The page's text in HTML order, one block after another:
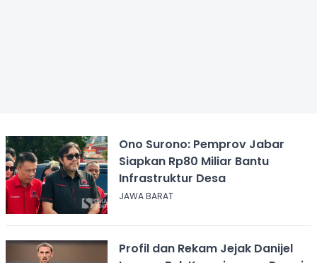
Ono Surono: Pemprov Jabar
Siapkan Rp80 Miliar Bantu
Infrastruktur Desa
JAWA BARAT
Profil dan Rekam Jejak Danijel